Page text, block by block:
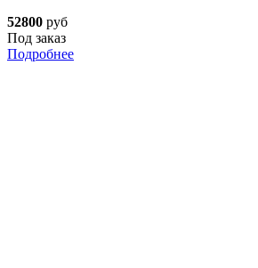
52800 руб
Под заказ
Подробнее